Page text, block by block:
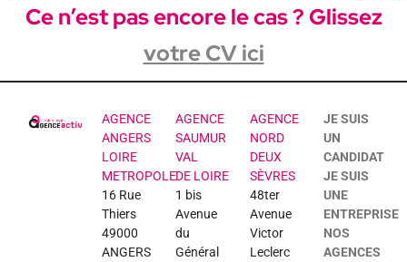
Ce n’est pas encore le cas ? Glissez
votre CV ici
AGENCE
ANGERS
LOIRE
METROPOLE
16 Rue
Thiers
49000
ANGERS
AGENCE
SAUMUR
VAL
DE LOIRE
1 bis
Avenue
du
Général
AGENCE
NORD
DEUX
SÈVRES
48ter
Avenue
Victor
Leclerc
JE SUIS
UN
CANDIDAT
JE SUIS
UNE
ENTREPRISE
NOS
AGENCES